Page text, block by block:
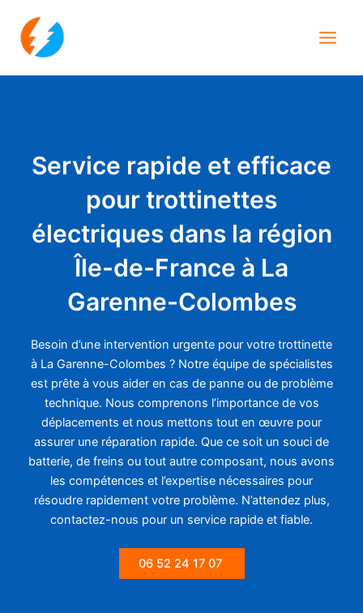
contenu
Service rapide et efficace
pour trottinettes
électriques dans la région
Île-de-France à La
Garenne-Colombes
Besoin d’une intervention urgente pour votre trottinette
à La Garenne-Colombes ? Notre équipe de spécialistes
est prête à vous aider en cas de panne ou de problème
technique. Nous comprenons l’importance de vos
déplacements et nous mettons tout en œuvre pour
assurer une réparation rapide. Que ce soit un souci de
batterie, de freins ou tout autre composant, nous avons
les compétences et l’expertise nécessaires pour
résoudre rapidement votre problème. N’attendez plus,
contactez-nous pour un service rapide et fiable.
06 52 24 17 07